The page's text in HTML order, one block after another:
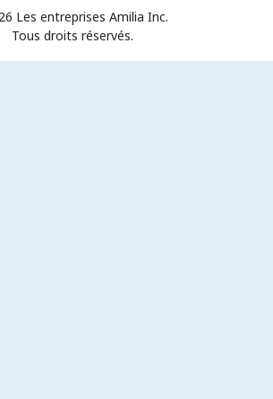
Les entreprises Amilia Inc.
Tous droits réservés.